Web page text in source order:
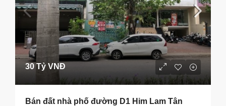
30 Tỷ VNĐ
Bán đất nhà phố đường D1 Him Lam Tân